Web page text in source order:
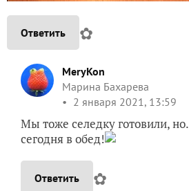
Ответить ✿
MeryKon
Марина Бахарева
2 января 2021, 13:59
Мы тоже селедку готовили,
сегодня в обед!
Ответить ✿